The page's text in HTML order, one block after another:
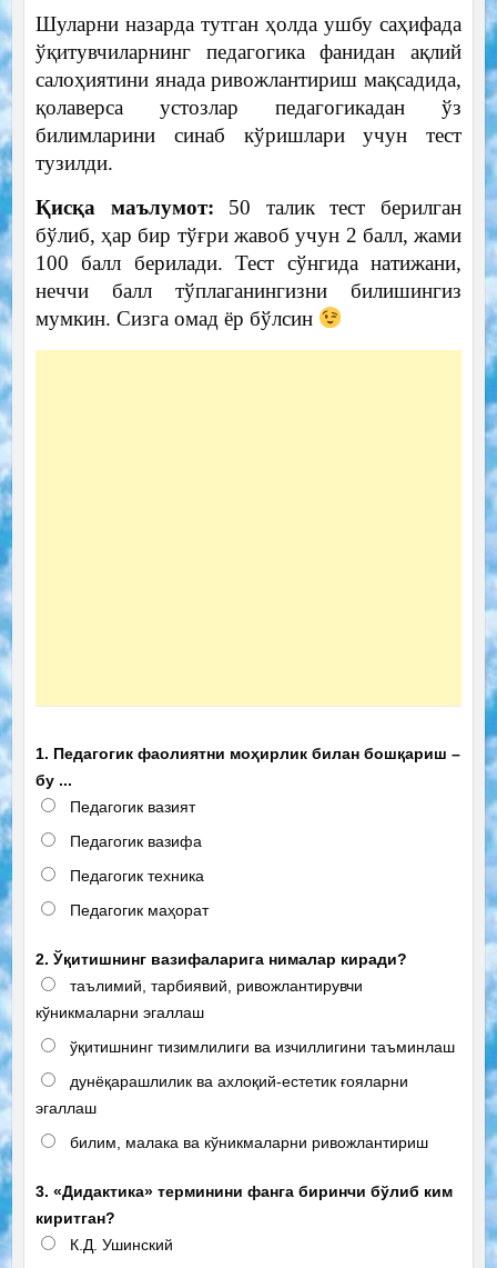
Шуларни назарда тутган ҳолда ушбу саҳифада
ўқитувчиларнинг педагогика фанидан ақлий
салоҳиятини янада ривожлантириш мақсадида,
қолаверса устозлар педагогикадан ўз
билимларини синаб кўришлари учун тест
тузилди.
Қисқа маълумот: 50 талик тест берилган
бўлиб, ҳар бир тўғри жавоб учун 2 балл, жами
100 балл берилади. Тест сўнгида натижани,
неччи балл тўплаганингизни билишингиз
мумкин. Сизга омад ёр бўлсин
1. Педагогик фаолиятни моҳирлик билан бошқариш –
бу ...
Педагогик вазият
Педагогик вазифа
Педагогик техника
Педагогик маҳорат
2. Ўқитишнинг вазифаларига нималар киради?
таълимий, тарбиявий, ривожлантирувчи
кўникмаларни эгаллаш
ўқитишнинг тизимлилиги ва изчиллигини таъминлаш
дунёқарашлилик ва ахлоқий-естетик ғояларни
эгаллаш
билим, малака ва кўникмаларни ривожлантириш
3. «Дидактика» терминини фанга биринчи бўлиб ким
киритган?
К.Д. Ушинский